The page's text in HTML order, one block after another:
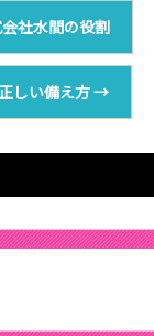
社水間の役割
しい備え方→